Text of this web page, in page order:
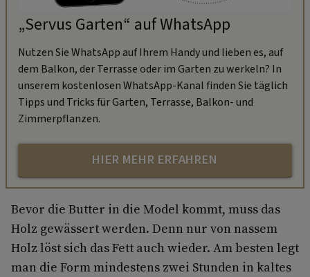
„Servus Garten“ auf WhatsApp
Nutzen Sie WhatsApp auf Ihrem Handy und lieben es, auf
dem Balkon, der Terrasse oder im Garten zu werkeln? In
unserem kostenlosen WhatsApp-Kanal finden Sie täglich
Tipps und Tricks für Garten, Terrasse, Balkon- und
Zimmerpflanzen.
HIER MEHR ERFAHREN
Bevor die Butter in die Model kommt, muss das
Holz gewässert werden. Denn nur von nassem
Holz löst sich das Fett auch wieder. Am besten legt
man die Form mindestens zwei Stunden in kaltes